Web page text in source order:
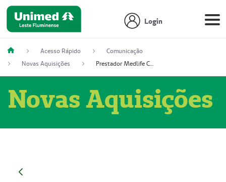
Login
Acesso Rápido
Comunicação
Novas Aquisições
Prestador Medlife Consultas e Diagnósticos (51004334-2)
Novas Aquisições